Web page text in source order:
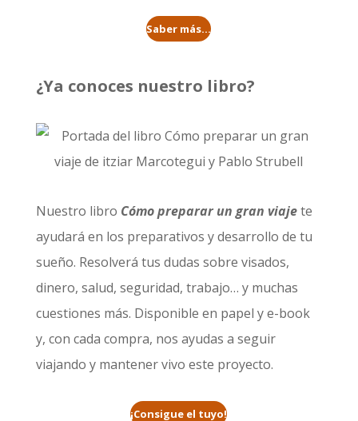
Saber más...
¿Ya conoces nuestro libro?
Nuestro libro Cómo preparar un gran viajete
ayudará en los preparativos y desarrollo de tu
sueño. Resolverá tus dudas sobre visados,
dinero, salud, seguridad, trabajo… y muchas
cuestiones más. Disponible en papel y e-book
y, con cada compra, nos ayudas a seguir
viajando y mantener vivo este proyecto.
¡Consigue el tuyo!